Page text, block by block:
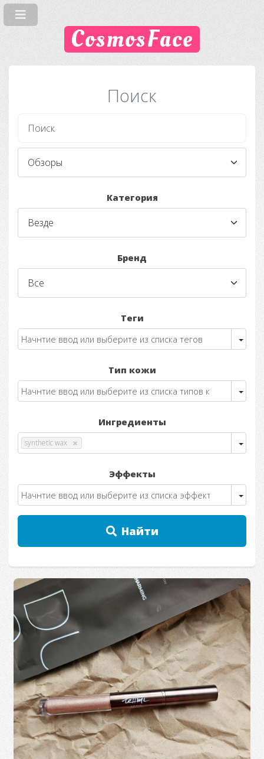
CosmosFace
Поиск
Категория
Бренд
Теги
Тип кожи
Ингредиенты
synthetic wax
Эффекты
Найти